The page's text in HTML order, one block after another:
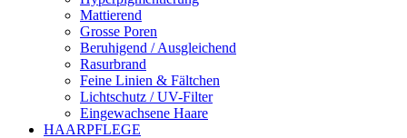
Mattierend
Grosse Poren
Beruhigend / Ausgleichend
Rasurbrand
Feine Linien & Fältchen
Lichtschutz / UV-Filter
Eingewachsene Haare
HAARPFLEGE